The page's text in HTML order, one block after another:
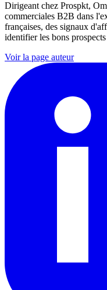
Dirigeant chez Prospkt,
commerciales B2B dans
françaises, des signaux
identifier les bons
Voir la page auteur